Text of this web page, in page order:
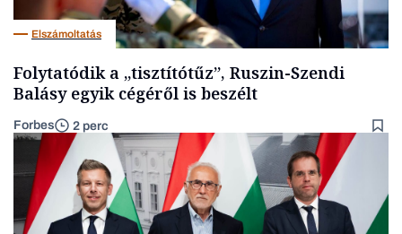
Elszámoltatás
Folytatódik a „tisztítótűz”, Ruszin-Szendi
Balásy egyik cégéről is beszélt
Forbes 2 perc